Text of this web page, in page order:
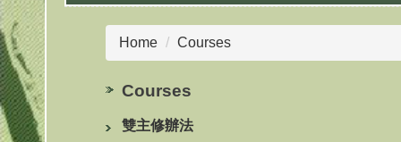
Home Courses
Courses
雙主修辦法